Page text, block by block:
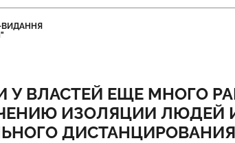
ВИДАННЯ
У ВЛАСТЕЙ ЕЩЕ МНОГО
ИЗОЛЯЦИИ ЛЮДЕЙ
ДИСТАНЦИРОВАНИЯ